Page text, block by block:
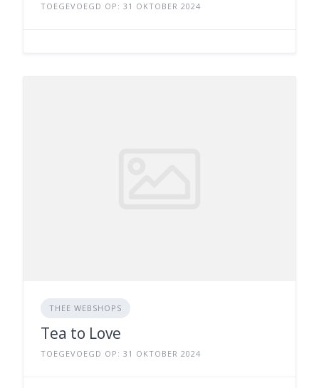
TOEGEVOEGD OP: 31 OKTOBER 2024
THEE WEBSHOPS
Tea to Love
TOEGEVOEGD OP: 31 OKTOBER 2024